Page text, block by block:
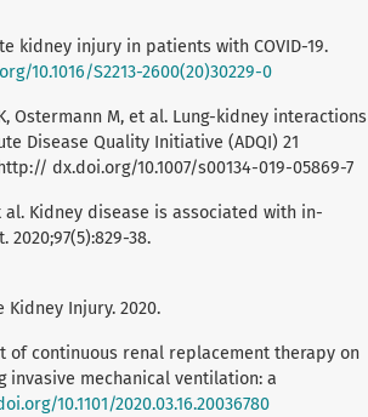
kidney injury in patients with COVID-19.
10.1016/S2213-2600(20)30229-0
Ostermann M, et al. Lung-kidney interactions
Disease Quality Initiative (ADQI) 21
dx.doi.org/10.1007/s00134-019-05869-7
al. Kidney disease is associated with in-
38.
Kidney Injury. 2020.
of continuous renal replacement therapy on
invasive mechanical ventilation: a
10.1101/2020.03.16.20036780